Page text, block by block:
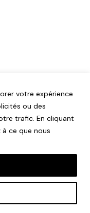
votre expérience
ou des
trafic. En cliquant
ce que nous